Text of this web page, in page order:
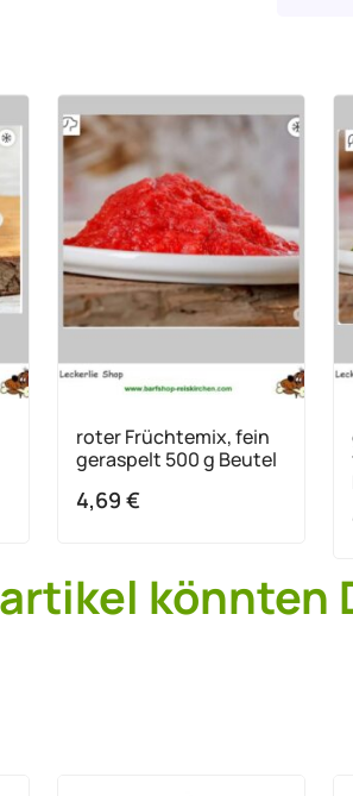
roter Früchtemix, fein
geraspelt 500 g Beutel
4,69 €
könnten